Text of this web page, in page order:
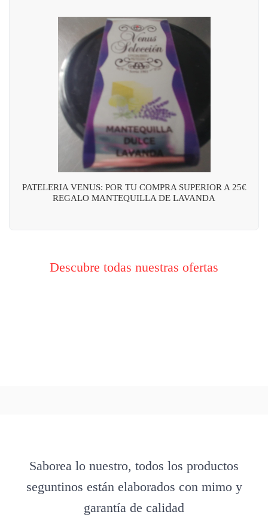
PATELERIA VENUS: POR TU COMPRA SUPERIOR A 25€
REGALO MANTEQUILLA DE LAVANDA
Descubre todas nuestras ofertas
Saborea lo nuestro, todos los productos
seguntinos están elaborados con mimo y
garantía de calidad